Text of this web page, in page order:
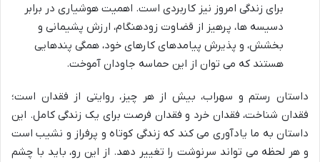
برای زندگی امروز نیز کاربردی است. اهمیت هوشیاری در برابر
دسیسه ها، پرهیز از قضاوت زودهنگام، ارزش پشیمانی و
بخشش، و پذیرش پیامدهای کارهای خود، همگی پندهایی
هستند که می توان از این حماسه جاودان آموخت.
داستان رستم و سهراب، بیش از هر چیز، روایتی از فقدان است؛
فقدان شناخت، فقدان خرد و فقدان فرصت برای یک زندگی کامل. این
داستان به ما یادآوری می کند که زندگی کوتاه و پرفراز و نشیب است
و هر لحظه می تواند سرنوشت را تغییر دهد. از این رو، باید با چشم